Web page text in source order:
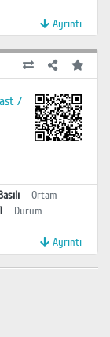
Ayrıntı
/
Ortam
Durum
Ayrıntı